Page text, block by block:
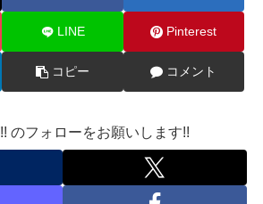
LINE Pinterest
コピー コメント
のフォローをお願いします!!